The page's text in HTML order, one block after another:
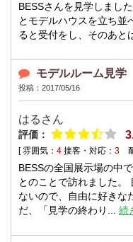
BESSさんを見学しまし
とモデルハウスを立ち並
ると受付をし、そのあと
モデルルーム見学
投稿：2017/05/16
はるさん
評価：
[ 雰囲気： 4 接客・対応： 3
BESSの全国展示場の中
とのことで訪れました。
ないので、自由に好きな
だ、「見学の終わり... 続